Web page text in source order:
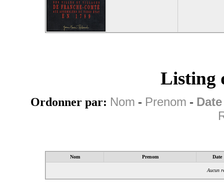
Listing
Ordonner par: Nom - Prenom -
Nom Prenom Date
Aucun